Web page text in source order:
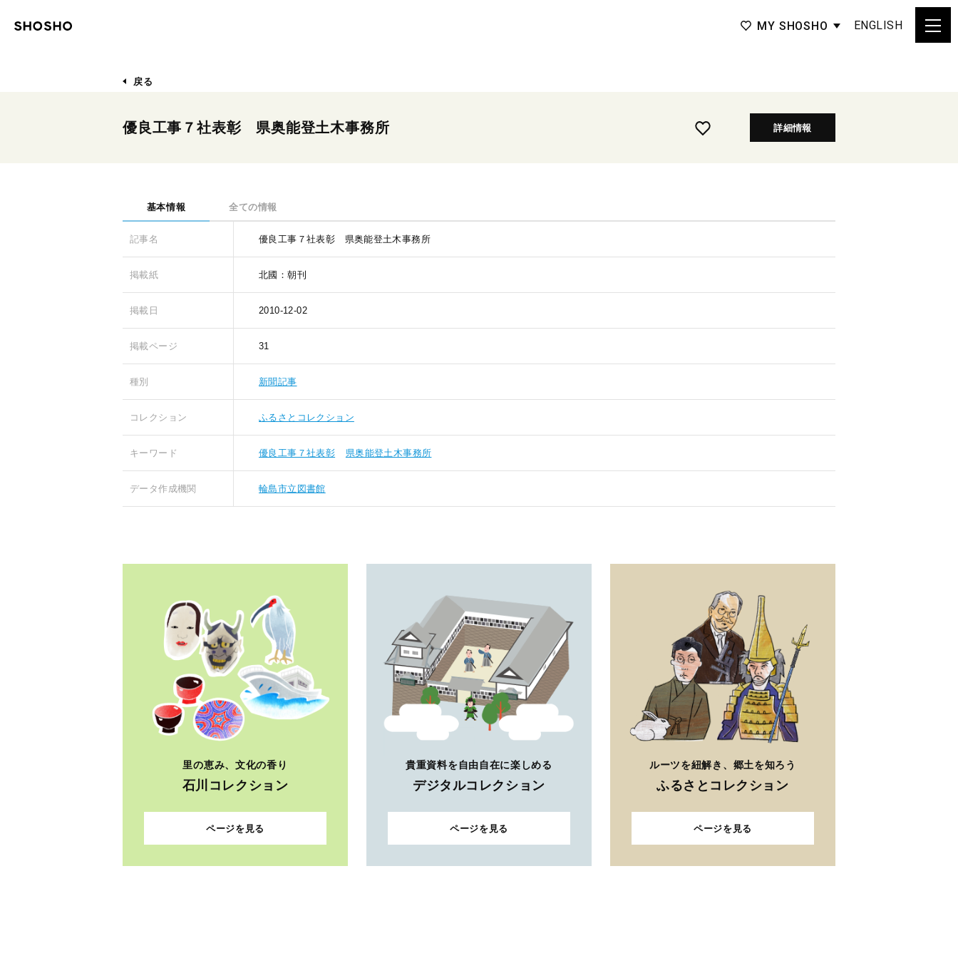
MY SHOSHO ENGLISH
戻る
優良工事７社表彰 県奥能登土木事務所 詳細情報
基本情報 全ての情報
記事名 優良工事７社表彰 県奥能登土木事務所
掲載紙 北國：朝刊
掲載日 2010-12-02
掲載ページ 31
種別 新聞記事
コレクション ふるさとコレクション
キーワード 優良工事７社表彰 県奥能登土木事務所
データ作成機関 輪島市立図書館
里の恵み、文化の香り
石川コレクション
ページを見る
貴重資料を自由自在に楽しめる
デジタルコレクション
ページを見る
ルーツを紐解き、郷土を知ろう
ふるさとコレクション
ページを見る